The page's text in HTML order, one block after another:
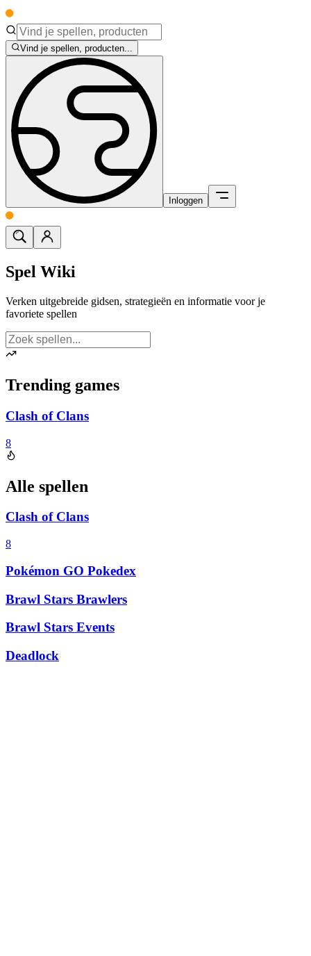
Vind je spellen, producten...
Inloggen
Spel Wiki
Verken uitgebreide gidsen, strategieën en informatie voor je
favoriete spellen
Trending games
Clash of Clans
8
Alle spellen
Clash of Clans
8
Pokémon GO Pokedex
Brawl Stars Brawlers
Brawl Stars Events
Deadlock